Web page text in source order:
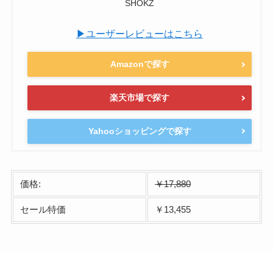
SHOKZ
▶ユーザーレビューはこちら
Amazonで探す
楽天市場で探す
Yahooショッピングで探す
価格: ￥17,880
セール特価 ￥13,455